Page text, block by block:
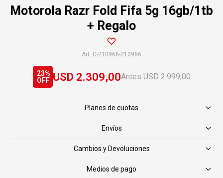
Motorola Razr Fold Fifa 5g 16gb/1tb
+ Regalo
C-210966-210966
USD 2.309,00 USD 2.999,00
23
Planes de cuotas
Envíos
Cambios y Devoluciones
Medios de pago